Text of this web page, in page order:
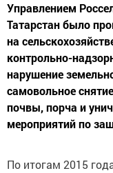
Управлением
Татарстан было
на
контрольно-
нарушение
самовольное
почвы, порча и
мероприятий по
По итогам 2015